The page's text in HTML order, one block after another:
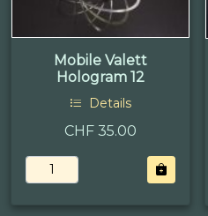
Mobile Valett
Hologram 12
Details
CHF 35.00